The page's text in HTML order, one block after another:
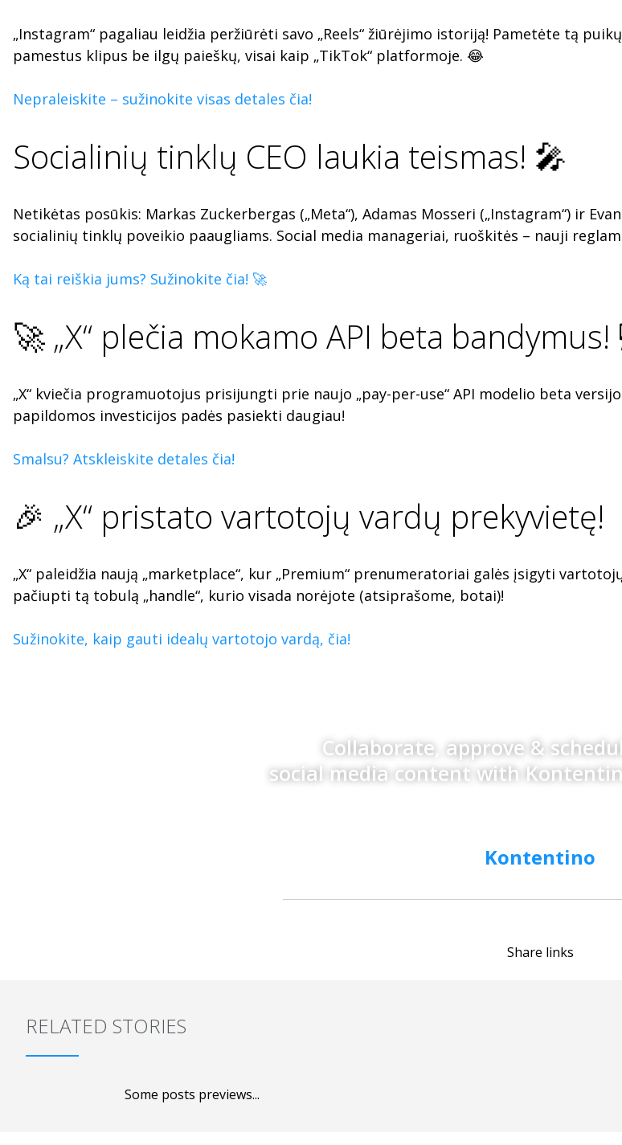
„Instagram“ pagaliau leidžia peržiūrėti savo „Reels“ žiūrėjimo istoriją! Pametėte tą
pamestus klipus be ilgų paieškų, visai kaip „TikTok“ platformoje. 😂
Nepraleiskite – sužinokite visas detales čia!
Socialinių tinklų CEO laukia teismas! 🎤
Netikėtas posūkis: Markas Zuckerbergas („Meta“), Adamas Mosseri („Instagram“) ir
socialinių tinklų poveikio paaugliams. Social media manageriai, ruoškitės – nauji
Ką tai reiškia jums? Sužinokite čia! 🚀
🚀 „X“ plečia mokamo API beta bandymus!
„X“ kviečia programuotojus prisijungti prie naujo „pay-per-use“ API modelio beta
papildomos investicijos padės pasiekti daugiau!
Smalsu? Atskleiskite detales čia!
🎉 „X“ pristato vartotojų vardų prekyvietę!
„X“ paleidžia naują „marketplace“, kur „Premium“ prenumeratoriai galės įsigyti
pačiupti tą tobulą „handle“, kurio visada norėjote (atsiprašome, botai)!
Sužinokite, kaip gauti idealų vartotojo vardą, čia!
Collaborate, approve &
social media content with
Kontentino
Share links
RELATED STORIES
Some posts previews...